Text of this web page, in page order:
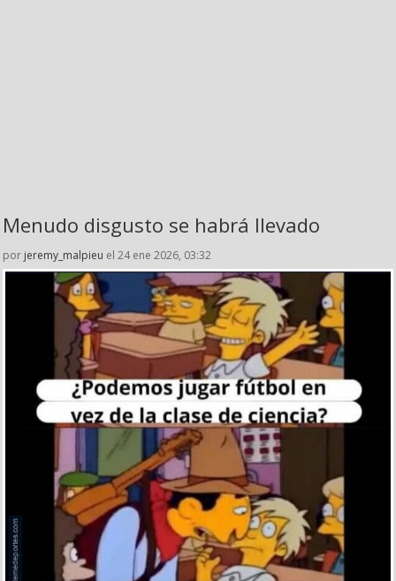
Menudo disgusto se habrá llevado
por jeremy_malpieu el 24 ene 2026, 03:32